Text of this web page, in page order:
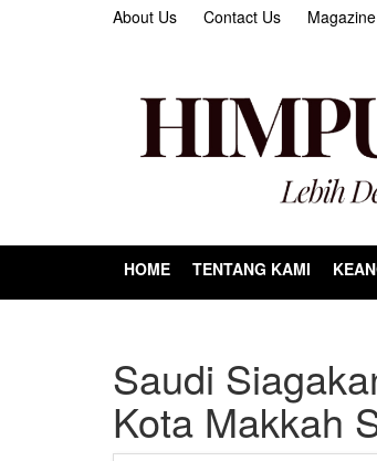
About Us Contact Us Magazine
HOME TENTANG KAMI
Saudi
Kota Makkah